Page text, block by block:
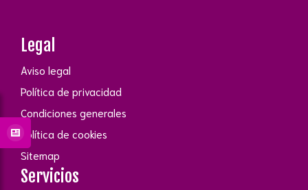
Legal
Aviso legal
Política de privacidad
Condiciones generales
Política de cookies
Sitemap
Servicios